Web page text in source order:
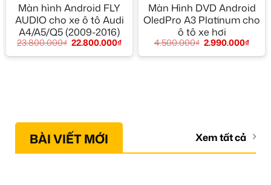
Màn hình Android FLY
AUDIO cho xe ô tô Audi
A4/A5/Q5 (2009-2016)
23.800.000₫ 22.800.000₫
Màn Hình DVD Android
OledPro A3 Platinum cho
ô tô xe hơi
4.500.000₫ 2.990.000₫
BÀI VIẾT MỚI Xem tất cả